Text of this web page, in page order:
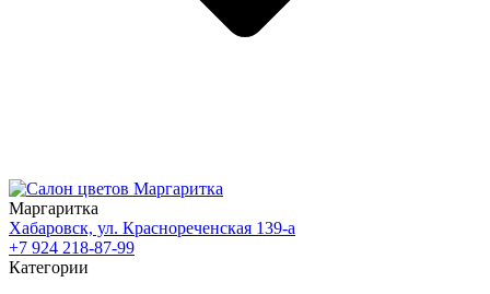
Маргаритка
Хабаровск, ул. Краснореченская 139-а
+7 924 218-87-99
Категории